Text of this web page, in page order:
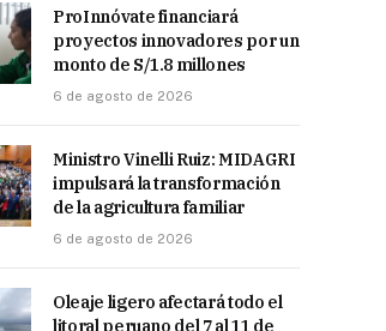
ProInnóvate financiará
proyectos innovadores por un
monto de S/1.8 millones
6 de agosto de 2026
Ministro Vinelli Ruiz: MIDAGRI
impulsará la transformación
de la agricultura familiar
6 de agosto de 2026
Oleaje ligero afectará todo el
litoral peruano del 7 al 11 de